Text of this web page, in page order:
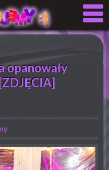
opanowały